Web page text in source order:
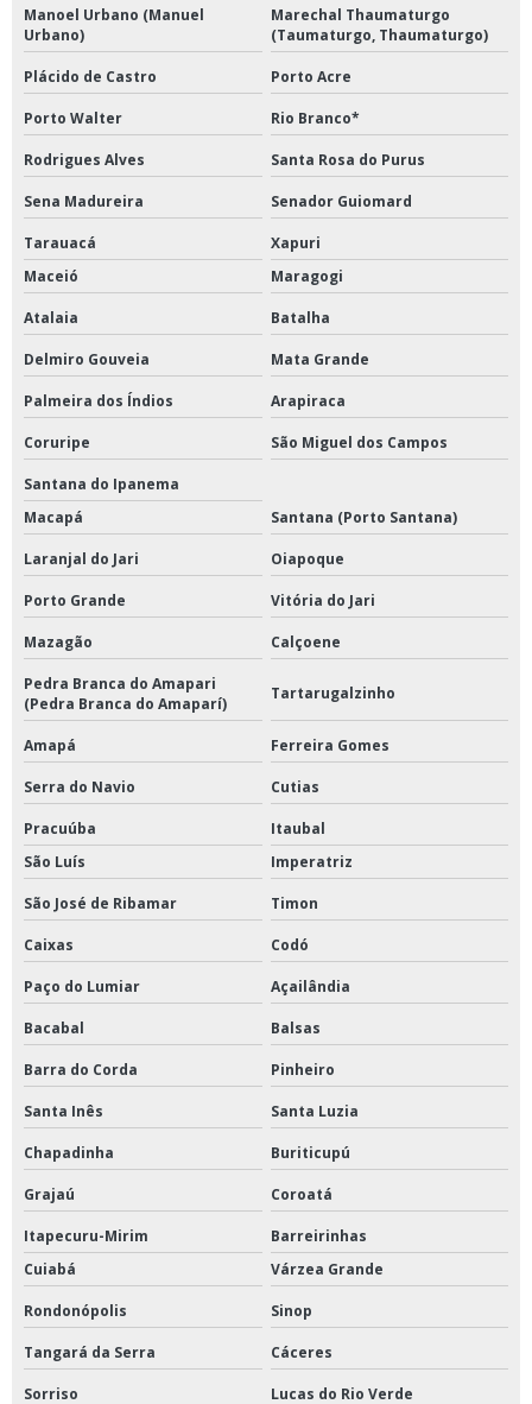
Manoel Urbano (Manuel
Urbano)
Marechal Thaumaturgo
(Taumaturgo, Thaumaturgo)
Plácido de Castro Porto Acre
Porto Walter Rio Branco*
Rodrigues Alves Santa Rosa do Purus
Sena Madureira Senador Guiomard
Tarauacá
Xapuri
Maceió
Maragogi
Atalaia Batalha
Delmiro Gouveia Mata Grande
Palmeira dos Índios Arapiraca
Coruripe São Miguel dos Campos
Santana do Ipanema
Macapá
Santana (Porto Santana)
Laranjal do Jari Oiapoque
Porto Grande Vitória do Jari
Mazagão Calçoene
Pedra Branca do Amapari
(Pedra Branca do Amaparí)
Tartarugalzinho
Amapá Ferreira Gomes
Serra do Navio Cutias
Pracuúba
Itaubal
São Luís
Imperatriz
São José de Ribamar Timon
Caixas Codó
Paço do Lumiar Açailândia
Bacabal Balsas
Barra do Corda Pinheiro
Santa Inês Santa Luzia
Chapadinha Buriticupú
Grajaú Coroatá
Itapecuru-Mirim
Barreirinhas
Cuiabá
Várzea Grande
Rondonópolis Sinop
Tangará da Serra Cáceres
Sorriso Lucas do Rio Verde